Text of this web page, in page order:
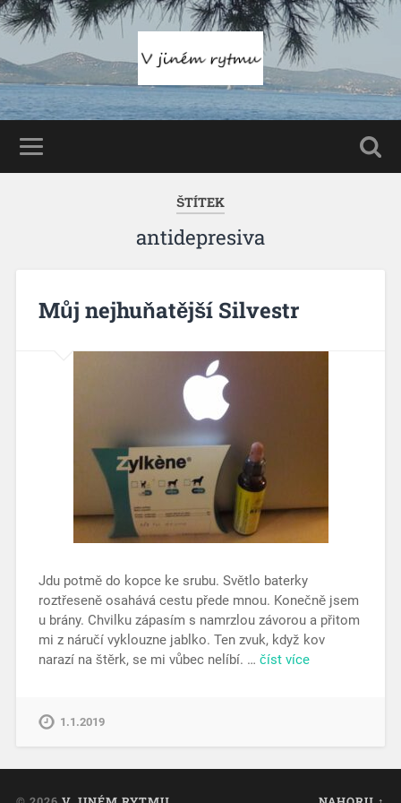
ŠTÍTEK
antidepresiva
Můj nejhuňatější Silvestr
Jdu potmě do kopce ke srubu. Světlo baterky
roztřeseně osahává cestu přede mnou. Konečně jsem
u brány. Chvilku zápasím s namrzlou závorou a přitom
mi z náručí vyklouzne jablko. Ten zvuk, když kov
narazí na štěrk, se mi vůbec nelíbí. … číst více
1.1.2019